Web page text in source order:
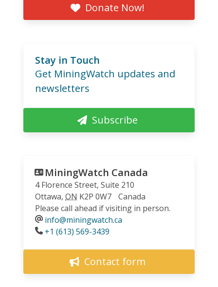
Donate Now!
Stay in Touch
Get MiningWatch updates and
newsletters
Subscribe
MiningWatch Canada
4 Florence Street, Suite 210
Ottawa, ON K2P 0W7
Canada
Please call ahead if visiting in person.
info@miningwatch.ca
Phone
+1 (613) 569-3439
Contact form